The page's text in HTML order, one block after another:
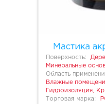
Мастика
Поверхность:
Минеральные
Область
Влажные
Гидроизоляция,
Торговая марка: